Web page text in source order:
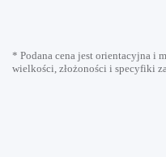
* Podana cena jest orientacyjna i
wielkości, złożoności i specyfiki